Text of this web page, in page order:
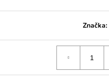
Značka:
BOLERO ŠKODA